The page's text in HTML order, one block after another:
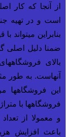
از آنجا که کار
است و در تهیه
بنابراین میتواند
ضمنا دلیل اصلی
بالای
آنهاست. به طور
این فروشگاهها
فروشگاهها با
و معمولا از
باعث افزایش